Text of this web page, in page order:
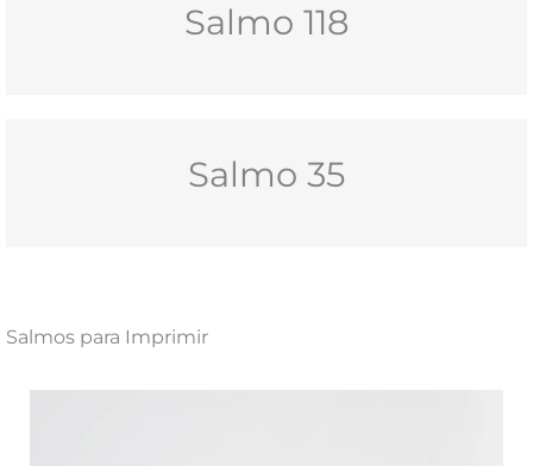
Salmo 118
Salmo 35
Salmos para Imprimir